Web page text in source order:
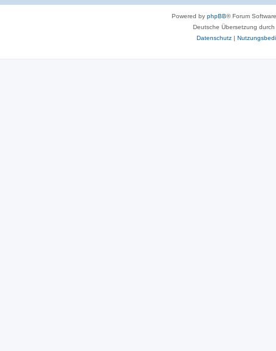
Powered by phpBB® Forum
Deutsche Übersetzung durch
Datenschutz|